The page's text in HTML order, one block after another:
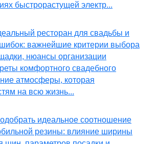
быстрорастущей электр...
ресторан для свадьбы и
важнейшие критерии выбора
нюансы организации
комфортного свадебного
атмосферы, которая
на всю жизнь...
идеальное соотношение
резины: влияние ширины